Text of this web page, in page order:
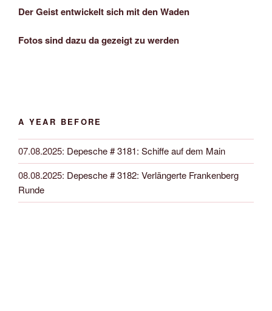
Der Geist entwickelt sich mit den Waden
Fotos sind dazu da gezeigt zu werden
A YEAR BEFORE
07.08.2025: Depesche # 3181: Schiffe auf dem Main
08.08.2025: Depesche # 3182: Verlängerte Frankenberg
Runde